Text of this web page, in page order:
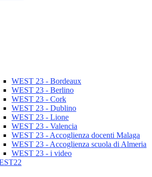
WEST 23 - Bordeaux
WEST 23 - Berlino
WEST 23 - Cork
WEST 23 - Dublino
WEST 23 - Lione
WEST 23 - Valencia
WEST 23 - Accoglienza docenti Malaga
WEST 23 - Accoglienza scuola di Almeria
WEST 23 - i video